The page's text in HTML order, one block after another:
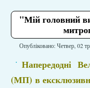
"Мій головний
Опубліковано: Четвер, 02
Напередодні
(МП) в